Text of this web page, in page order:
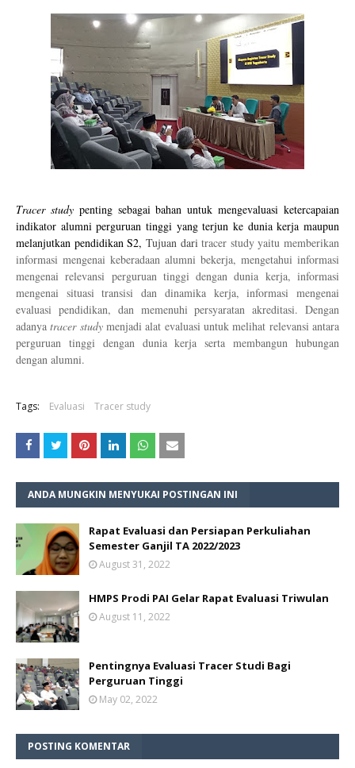
Tracer studypenting sebagai bahan untuk mengevaluasi ketercapaian
indikator alumni perguruan tinggi yang terjun ke dunia kerja maupun
melanjutkan pendidikan S2, Tujuan daritracer study yaitu memberikan
informasi mengenai keberadaan alumni bekerja, mengetahui informasi
mengenai relevansi perguruan tinggi dengan dunia kerja, informasi
mengenai situasi transisi dan dinamika kerja, informasi mengenai
evaluasi pendidikan, dan memenuhi persyaratan akreditasi. Dengan
adanyatracer studymenjadi alat evaluasi untuk melihat relevansi antara
perguruan tinggi dengan dunia kerja serta membangun hubungan
dengan alumni.
Tags: Evaluasi Tracer study
ANDA MUNGKIN MENYUKAI POSTINGAN INI
Rapat Evaluasi dan Persiapan Perkuliahan
Semester Ganjil TA 2022/2023
August 31, 2022
HMPS Prodi PAI Gelar Rapat Evaluasi Triwulan
August 11, 2022
Pentingnya Evaluasi Tracer Studi Bagi
Perguruan Tinggi
May 02, 2022
POSTING KOMENTAR